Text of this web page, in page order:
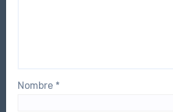
Nombre *